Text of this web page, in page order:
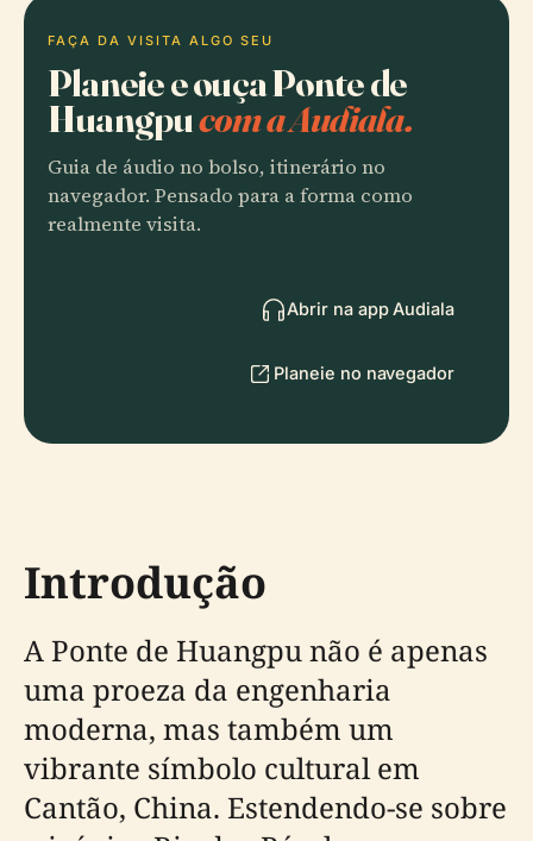
FAÇA DA VISITA ALGO SEU
Planeie e ouça Ponte de
Huangpucom a Audiala.
Guia de áudio no bolso, itinerário no
navegador. Pensado para a forma como
realmente visita.
Abrir na app Audiala
Planeie no navegador
Introdução
A Ponte de Huangpu não é apenas
uma proeza da engenharia
moderna, mas também um
vibrante símbolo cultural em
Cantão, China. Estendendo-se sobre